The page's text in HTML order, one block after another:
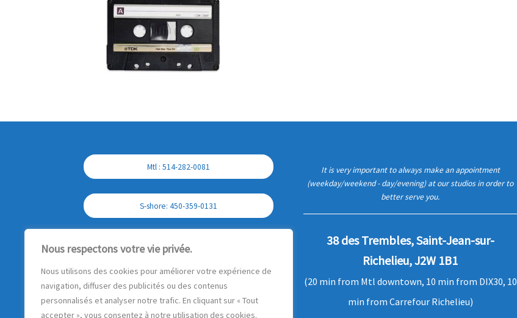
Nous respectons votre vie privée.
Nous utilisons des cookies pour améliorer votre expérience de
navigation, diffuser des publicités ou des contenus
personnalisés et analyser notre trafic. En cliquant sur « Tout
accepter », vous consentez à notre utilisation des cookies.
Mtl : 514-282-0081
S-shore: 450-359-0131
Cell : 450-357-7897
It is very important to always make an appointment
(weekday/weekend - day/evening) at our studios in order to
better serve you.
38 des Trembles, Saint-Jean-sur-
Richelieu, J2W 1B1
(20 min from Mtl downtown, 10 min from DIX30, 10
min from Carrefour Richelieu)